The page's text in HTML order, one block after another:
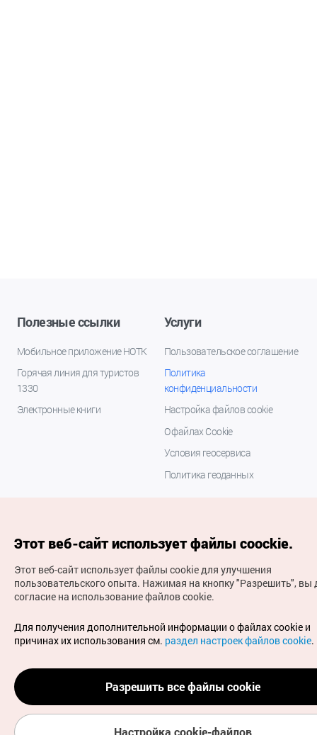
Полезные ссылки
Мобильное приложение НОТК
Горячая линия для туристов
1330
Электронные книги
Услуги
Пользовательское соглашение
Политика
конфиденциальности
Настройка файлов cookie
О файлах Cookie
Условия геосервиса
Политика геоданных
(с) Национальная организация туризма Кореи Все
права защищены
Для извещения об ошибках и проблемах, связанных с
работой веб-сайта, направляйте ваши запросы на
официальный адрес электронной почты
russian@knto.or.kr
Этот веб-сайт использует файлы coockie.
Этот веб-сайт использует файлы cookie для улучшения
пользовательского опыта. Нажимая на кнопку "Разрешить", вы
согласие на использование файлов cookie.
Для получения дополнительной информации о файлах cookie и
причинах их использования см. раздел настроек файлов cookie.
Разрешить все файлы cookie
Настройка cookie-файлов